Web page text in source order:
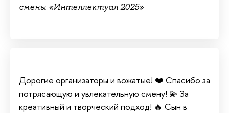
смены «Интеллектуал 2025»
Дорогие организаторы и вожатые! ❤️ Спасибо за
потрясающую и увлекательную смену! 💫 За
креативный и творческий подход! 🔥 Сын в